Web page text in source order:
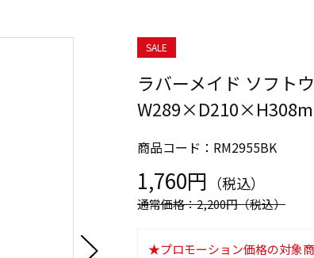
SALE
ラバーメイド ソフト
商品コード：RM2955BK
1,760円 （税込）
通常価格：2,200円（税込）
★プロモーション価格の対象